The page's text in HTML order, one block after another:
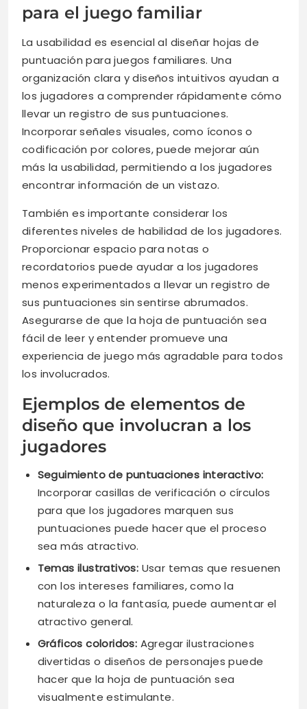
para el juego familiar
La usabilidad es esencial al diseñar hojas de
puntuación para juegos familiares. Una
organización clara y diseños intuitivos ayudan a
los jugadores a comprender rápidamente cómo
llevar un registro de sus puntuaciones.
Incorporar señales visuales, como íconos o
codificación por colores, puede mejorar aún
más la usabilidad, permitiendo a los jugadores
encontrar información de un vistazo.
También es importante considerar los
diferentes niveles de habilidad de los jugadores.
Proporcionar espacio para notas o
recordatorios puede ayudar a los jugadores
menos experimentados a llevar un registro de
sus puntuaciones sin sentirse abrumados.
Asegurarse de que la hoja de puntuación sea
fácil de leer y entender promueve una
experiencia de juego más agradable para todos
los involucrados.
Ejemplos de elementos de
diseño que involucran a los
jugadores
Seguimiento de puntuaciones interactivo:
Incorporar casillas de verificación o círculos
para que los jugadores marquen sus
puntuaciones puede hacer que el proceso
sea más atractivo.
Temas ilustrativos: Usar temas que resuenen
con los intereses familiares, como la
naturaleza o la fantasía, puede aumentar el
atractivo general.
Gráficos coloridos: Agregar ilustraciones
divertidas o diseños de personajes puede
hacer que la hoja de puntuación sea
visualmente estimulante.